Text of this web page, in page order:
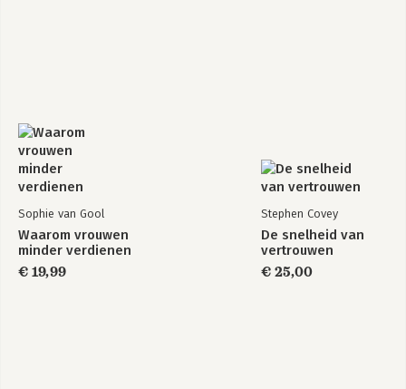
Sophie van Gool
Waarom vrouwen
minder verdienen
€ 19,99
Stephen Covey
De snelheid van
vertrouwen
€ 25,00